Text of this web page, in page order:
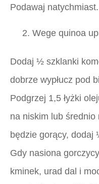
Podawaj natychmiast.
2. Wege quinoa
Dodaj ½ szklanki
dobrze wypłucz pod
Podgrzej 1,5 łyżki
na niskim lub
będzie gorący, dodaj
Gdy nasiona
kminek, urad dal i